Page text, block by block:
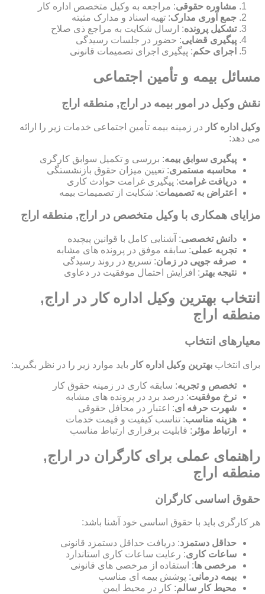
مشاوره حقوقی: مراجعه به وکیل متخصص اداره کار
جمع آوری مدارک: تهیه اسناد و مدارک مثبته
تشکیل پرونده: ارسال شکایت به مراجع ذی صلاح
پیگیری قضایی: حضور در جلسات رسیدگی
اجرای حکم: پیگیری اجرای تصمیمات قانونی
مسائل بیمه و تأمین اجتماعی
نقش وکیل در امور بیمه در اراج, منطقه اراج
وکیل اداره کار در زمینه بیمه تأمین اجتماعی خدمات زیر را ارائه
می دهد:
پیگیری سوابق بیمه: بررسی و تکمیل سوابق کارگری
محاسبه مستمری: تعیین میزان حقوق بازنشستگی
دریافت غرامت: پیگیری غرامت حوادث کاری
اعتراض به تصمیمات: شکایت از تصمیمات بیمه
مزایای همکاری با وکیل متخصص در اراج, منطقه اراج
دانش تخصصی: آشنایی کامل با قوانین پیچیده
تجربه عملی: سابقه موفق در پرونده های مشابه
صرفه جویی در زمان: تسریع در روند رسیدگی
نتیجه بهتر : افزایش احتمال موفقیت در دعاوی
انتخاب بهترین وکیل اداره کار در اراج,
منطقه اراج
معیارهای انتخاب
برای انتخاب بهترین وکیل اداره کار باید موارد زیر را در نظر بگیرید:
تخصص و تجربه: سابقه کاری در زمینه حقوق کار
نرخ موفقیت: درصد برد در پرونده های مشابه
شهرت حرفه ای: اعتبار در محافل حقوقی
هزینه مناسب: تناسب کیفیت و قیمت خدمات
ارتباط مؤثر : قابلیت برقراری ارتباط مناسب
راهنمای عملی برای کارگران در اراج,
منطقه اراج
حقوق اساسی کارگران
هر کارگری باید با حقوق اساسی خود آشنا باشد:
حداقل دستمزد: دریافت حداقل دستمزد قانونی
ساعات کاری: رعایت ساعات کاری استاندارد
مرخصی ها: استفاده از مرخصی های قانونی
بیمه درمانی: پوشش بیمه ای مناسب
محیط کار سالم: کار در محیط ایمن